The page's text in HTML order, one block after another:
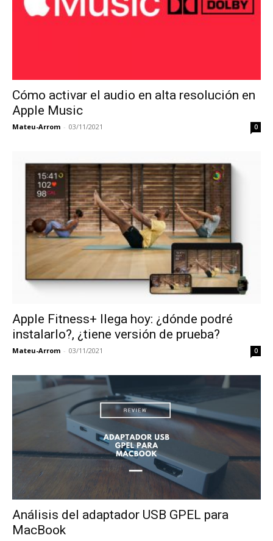
Cómo activar el audio en alta resolución en
Apple Music
Mateu-Arrom - 03/11/2021 0
Apple Fitness+ llega hoy: ¿dónde podré
instalarlo?, ¿tiene versión de prueba?
Mateu-Arrom - 03/11/2021 0
Análisis del adaptador USB GPEL para
MacBook